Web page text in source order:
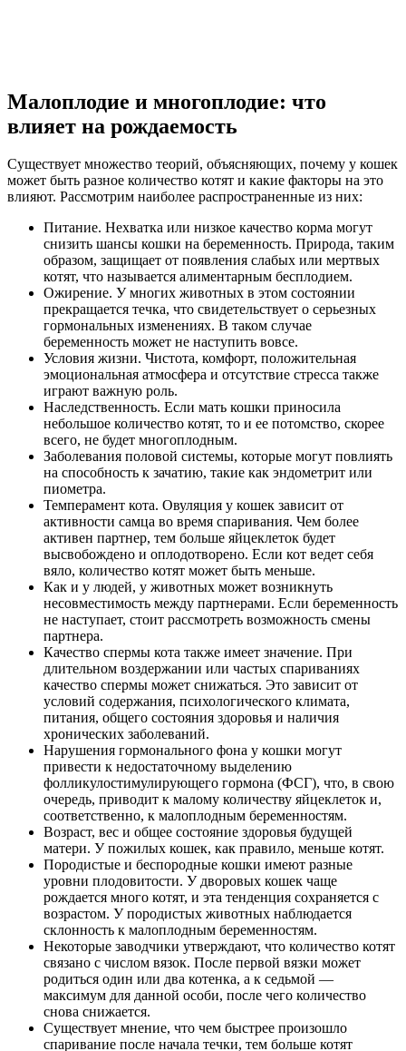
Малоплодие и многоплодие: что
влияет на рождаемость
Существует множество теорий, объясняющих, почему у кошек
может быть разное количество котят и какие факторы на это
влияют. Рассмотрим наиболее распространенные из них:
Питание. Нехватка или низкое качество корма могут
снизить шансы кошки на беременность. Природа, таким
образом, защищает от появления слабых или мертвых
котят, что называется алиментарным бесплодием.
Ожирение. У многих животных в этом состоянии
прекращается течка, что свидетельствует о серьезных
гормональных изменениях. В таком случае
беременность может не наступить вовсе.
Условия жизни. Чистота, комфорт, положительная
эмоциональная атмосфера и отсутствие стресса также
играют важную роль.
Наследственность. Если мать кошки приносила
небольшое количество котят, то и ее потомство, скорее
всего, не будет многоплодным.
Заболевания половой системы, которые могут повлиять
на способность к зачатию, такие как эндометрит или
пиометра.
Темперамент кота. Овуляция у кошек зависит от
активности самца во время спаривания. Чем более
активен партнер, тем больше яйцеклеток будет
высвобождено и оплодотворено. Если кот ведет себя
вяло, количество котят может быть меньше.
Как и у людей, у животных может возникнуть
несовместимость между партнерами. Если беременность
не наступает, стоит рассмотреть возможность смены
партнера.
Качество спермы кота также имеет значение. При
длительном воздержании или частых спариваниях
качество спермы может снижаться. Это зависит от
условий содержания, психологического климата,
питания, общего состояния здоровья и наличия
хронических заболеваний.
Нарушения гормонального фона у кошки могут
привести к недостаточному выделению
фолликулостимулирующего гормона (ФСГ), что, в свою
очередь, приводит к малому количеству яйцеклеток и,
соответственно, к малоплодным беременностям.
Возраст, вес и общее состояние здоровья будущей
матери. У пожилых кошек, как правило, меньше котят.
Породистые и беспородные кошки имеют разные
уровни плодовитости. У дворовых кошек чаще
рождается много котят, и эта тенденция сохраняется с
возрастом. У породистых животных наблюдается
склонность к малоплодным беременностям.
Некоторые заводчики утверждают, что количество котят
связано с числом вязок. После первой вязки может
родиться один или два котенка, а к седьмой —
максимум для данной особи, после чего количество
снова снижается.
Существует мнение, что чем быстрее произошло
спаривание после начала течки, тем больше котят